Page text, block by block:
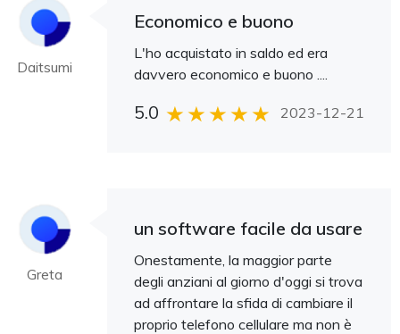
Daitsumi
Economico e buono
L'ho acquistato in saldo ed era
davvero economico e buono ....
5.0 2023-12-21
Greta
un software facile da usare
Onestamente, la maggior parte
degli anziani al giorno d'oggi si trova
ad affrontare la sfida di cambiare il
proprio telefono cellulare ma non è